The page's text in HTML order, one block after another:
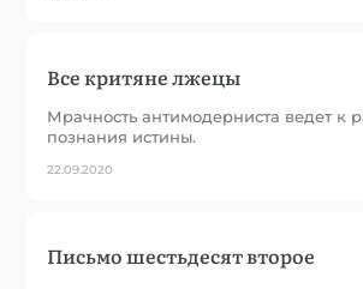
Все критяне лжецы
Мрачность антимодерниста ведет к
познания истины.
22.09.2020
Письмо шестьдесят второе